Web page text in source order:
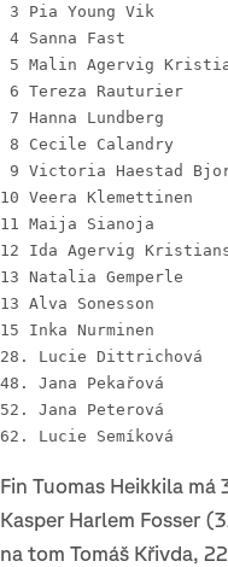
Fin Tuomas Heikkila
Kasper Harlem Fosser
na tom Tomáš Křivda,